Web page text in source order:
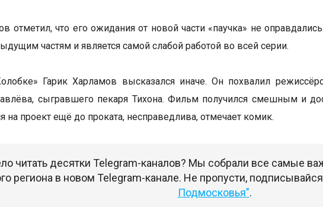
отметил, что его ожидания от новой части «паучка» не
частям и является самой слабой работой во всей серии.
Гарик Харламов высказался иначе. Он похвалил
сыгравшего пекаря Тихона. Фильм получился смешным и
на проект ещё до проката, несправедлива, отмечает комик.
читать десятки Telegram-каналов? Мы собрали все самые
региона в новом Telegram-канале. Не пропусти,
Подмосковья".